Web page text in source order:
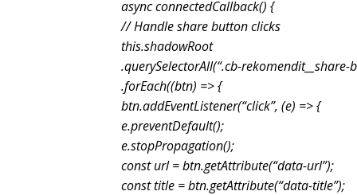
async connectedCallback() {
// Handle share button clicks
this.shadowRoot
.querySelectorAll(“.cb-rekomendit__share-
.forEach((btn) => {
btn.addEventListener(“click”, (e) => {
e.preventDefault();
e.stopPropagation();
const url = btn.getAttribute(“data-url”);
const title = btn.getAttribute(“data-title”);